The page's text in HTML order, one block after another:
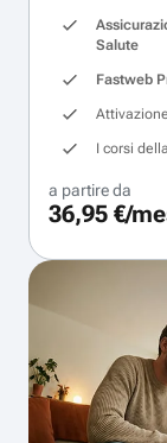
Salute
Fastweb
I corsi
a partire da
36,95 €/